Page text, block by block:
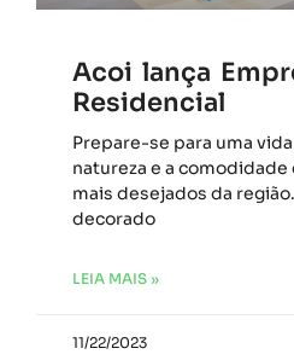
Acoi lança
Residencial
Prepare-se para uma
natureza e a
mais desejados da
decorado
LEIA MAIS »
11/22/2023